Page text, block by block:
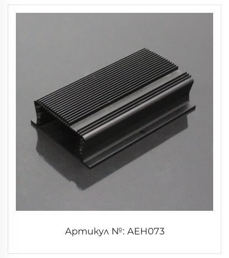
Артикул №: AEH073